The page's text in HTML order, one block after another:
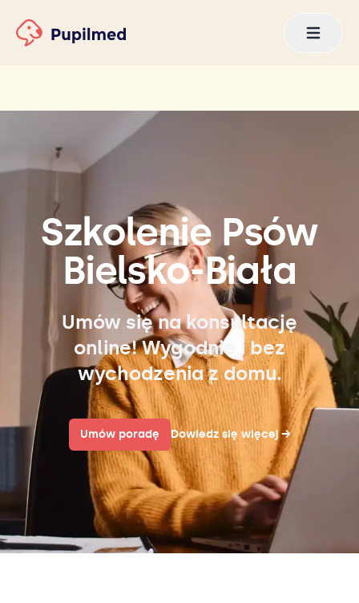
Szkolenie Psów
Bielsko-Biała
Umów się na konsultację
online! Wygodnie i bez
wychodzenia z domu.
Umów poradę Dowiedz się więcej→